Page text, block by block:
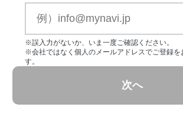
※誤入力がないか、いま一度ご確認ください。
※会社ではなく個人のメールアドレスでご登録を
す。
次へ